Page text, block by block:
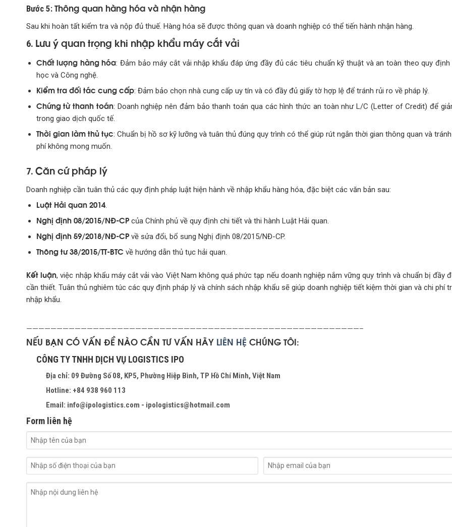
Bước 5: Thông quan hàng hóa và nhận hàng
Sau khi hoàn tất kiểm tra và nộp đủ thuế. Hàng hóa sẽ được thông quan và doanh nghiệp có thể tiến hành nhận hàng.
6. Lưu ý quan trọng khi nhập khẩu máy cắt vải
Chất lượng hàng hóa: Đảm bảo máy cắt vải nhập khẩu đáp ứng đầy đủ các tiêu chuẩn kỹ thuật và an toàn theo quy định
học và Công nghệ.
Kiểm tra đối tác cung cấp: Đảm bảo chọn nhà cung cấp uy tín và có đầy đủ giấy tờ hợp lệ để tránh rủi ro về pháp lý.
Chứng từ thanh toán: Doanh nghiệp nên đảm bảo thanh toán qua các hình thức an toàn như L/C (Letter of Credit) để
trong giao dịch quốc tế.
Thời gian làm thủ tục: Chuẩn bị hồ sơ kỹ lưỡng và tuân thủ đúng quy trình có thể giúp rút ngắn thời gian thông quan và
phí không mong muốn.
7. Căn cứ pháp lý
Doanh nghiệp cần tuân thủ các quy định pháp luật hiện hành về nhập khẩu hàng hóa, đặc biệt các văn bản sau:
Luật Hải quan 2014.
Nghị định 08/2015/NĐ-CPcủa Chính phủ về quy định chi tiết và thi hành Luật Hải quan.
Nghị định 59/2018/NĐ-CPvề sửa đổi, bổ sung Nghị định 08/2015/NĐ-CP.
Thông tư 38/2015/TT-BTC về hướng dẫn thủ tục hải quan.
Kết luận, việc nhập khẩu máy cắt vải vào Việt Nam không quá phức tạp nếu doanh nghiệp nắm vững quy trình và chuẩn bị đầy
cần thiết. Tuân thủ nghiêm túc các quy định pháp lý và chính sách nhập khẩu sẽ giúp doanh nghiệp tiết kiệm thời gian và chi phí
nhập khẩu.
———————————————————————————————————————————————————————–
NẾU BẠN CÓ VẤN ĐỀ NÀO CẦN TƯ VẤN HÃY LIÊN HỆ CHÚNG TÔI:
CÔNG TY TNHH DỊCH VỤ LOGISTICS IPO
Địa chỉ: 09 Đường Số 08, KP5, Phường Hiệp Bình, TP Hồ Chí Minh, Việt Nam
Hotline: +84 938 960 113
Email: info@ipologistics.com - ipologistics@hotmail.com
Form liên hệ